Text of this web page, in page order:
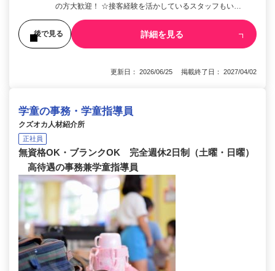
の方大歓迎！ ☆接客経験を活かしているスタッフもい…
後で見る 詳細を見る
更新日： 2026/06/25 掲載終了日： 2027/04/02
学童の事務・学童指導員
クズオカ人材紹介所
正社員
無資格OK・ブランクOK 完全週休2日制（土曜・日曜）
高待遇の事務兼学童指導員